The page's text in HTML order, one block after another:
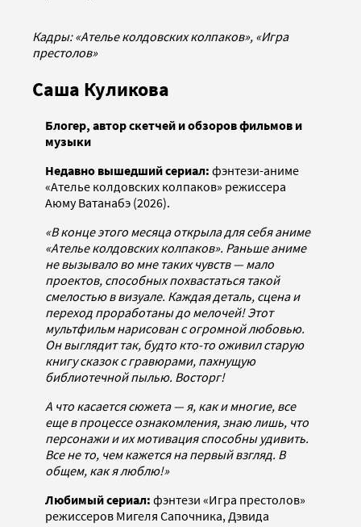
Кадры: «Ателье колдовских колпаков», «Игра
престолов»
Саша Куликова
Блогер, автор скетчей и обзоров фильмов и
музыки
Недавно вышедший сериал: фэнтези-аниме
«Ателье колдовских колпаков» режиссера
Аюму Ватанабэ (2026).
«В конце этого месяца открыла для себя аниме
«Ателье колдовских колпаков». Раньше аниме
не вызывало во мне таких чувств — мало
проектов, способных похвастаться такой
смелостью в визуале. Каждая деталь, сцена и
переход проработаны до мелочей! Этот
мультфильм нарисован с огромной любовью.
Он выглядит так, будто кто-то оживил старую
книгу сказок с гравюрами, пахнущую
библиотечной пылью. Восторг!
А что касается сюжета — я, как и многие, все
еще в процессе ознакомления, знаю лишь, что
персонажи и их мотивация способны удивить.
Все не то, чем кажется на первый взгляд. В
общем, как я люблю!»
Любимый сериал: фэнтези «Игра престолов»
режиссеров Мигеля Сапочника, Дэвида